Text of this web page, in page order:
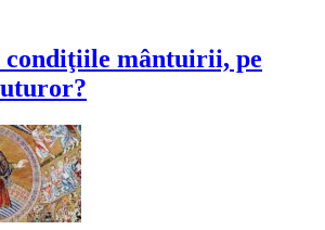
condiţiile mântuirii, pe